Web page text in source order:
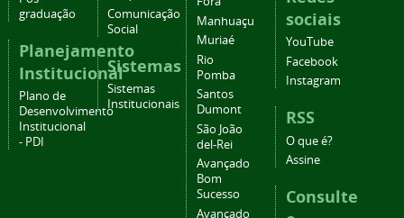
graduação
Planejamento
Institucional
Plano de
Desenvolvimento
Institucional
- PDI
Comunicação
Social
Sistemas
Sistemas
Institucionais
Manhuaçu
Muriaé
Rio
Pomba
Santos
Dumont
São João
del-Rei
Avançado
Bom
Sucesso
Avançado
sociais
YouTube
Facebook
Instagram
RSS
O que é?
Assine
Consulte